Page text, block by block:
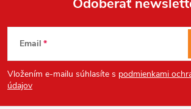
Z
á
p
Odoberať
Email
Vložením e-mailu súhlasíte s podmienkami
údajov